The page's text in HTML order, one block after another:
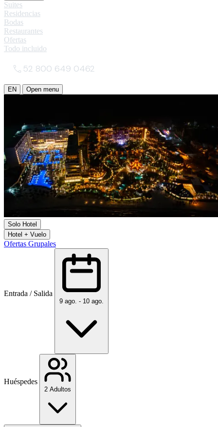
Suites
Residencias
Bodas
Restaurantes
Ofertas
Todo incluido
52 800 649 0462
EN Open menu
Solo Hotel
Hotel + Vuelo
Ofertas Grupales
Entrada / Salida
9 ago. - 10 ago.
Huéspedes
2 Adultos